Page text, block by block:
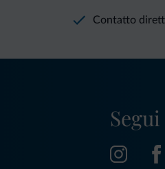
Contatto